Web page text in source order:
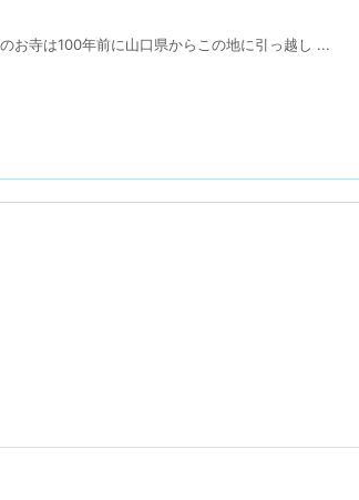
お寺は100年前に山口県からこの地に引っ越し ...